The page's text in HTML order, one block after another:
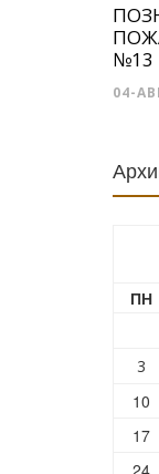
№13
04-
ПН
3
10
17
24